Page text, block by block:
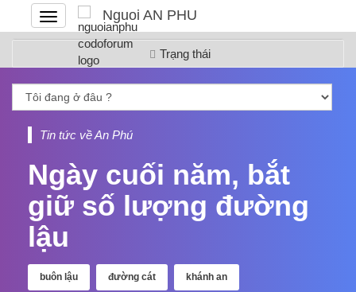
Đóng
hoặc
menu
Nguoi AN PHU
Trạng thái
Tin tức về An Phú
Ngày cuối năm, bắt
giữ số lượng đường
lậu
buôn lậu đường cát khánh an